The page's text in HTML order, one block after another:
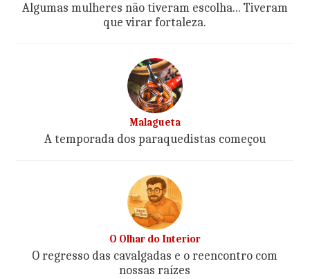
Algumas mulheres não tiveram escolha... Tiveram
que virar fortaleza.
Malagueta
A temporada dos paraquedistas começou
O Olhar do Interior
O regresso das cavalgadas e o reencontro com
nossas raízes